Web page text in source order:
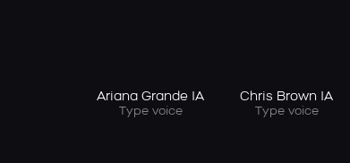
Ariana Grande IA
Type voice
Chris Brown IA
Type voice